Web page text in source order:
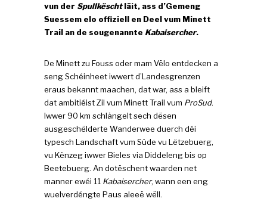
vun der Spullkëschtläit, ass d’Gemeng
Suessem elo offiziell en Deel vum Minett
Trail an de sougenannte Kabaisercher.
De Minett zu Fouss oder mam Vëlo entdecken a
seng Schéinheet iwwert d’Landesgrenzen
eraus bekannt maachen, dat war, ass a bleift
dat ambitiéist Zil vum Minett Trail vum ProSud.
Iwwer 90 km schlängelt sech dësen
ausgeschëlderte Wanderwee duerch déi
typesch Landschaft vum Süde vu Lëtzebuerg,
vu Kënzeg iwwer Bieles via Diddeleng bis op
Beetebuerg. An dotëschent waarden net
manner ewéi 11 Kabaisercher, wann een eng
wuelverdéngte Paus aleeë wëll.